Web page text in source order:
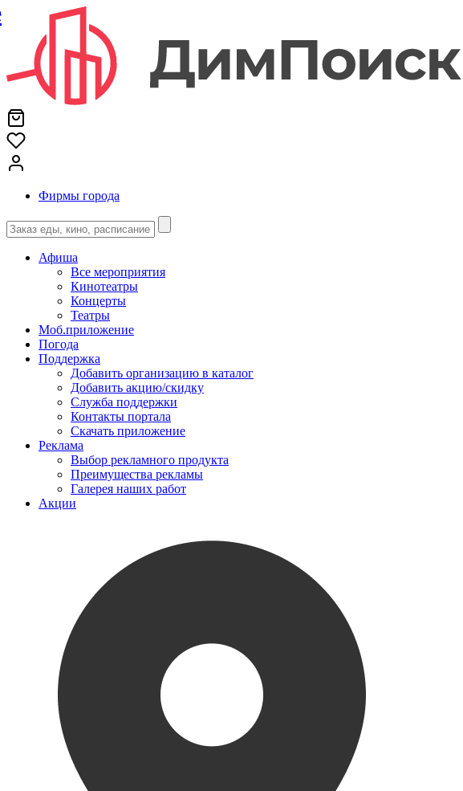
Фирмы города
Афиша
Все мероприятия
Кинотеатры
Концерты
Театры
Моб.приложение
Погода
Поддержка
Добавить организацию в каталог
Добавить акцию/скидку
Служба поддержки
Контакты портала
Скачать приложение
Реклама
Выбор рекламного продукта
Преимущества рекламы
Галерея наших работ
Акции